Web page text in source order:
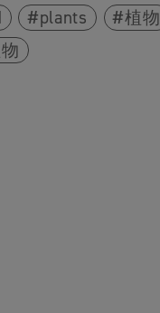
plants
植物